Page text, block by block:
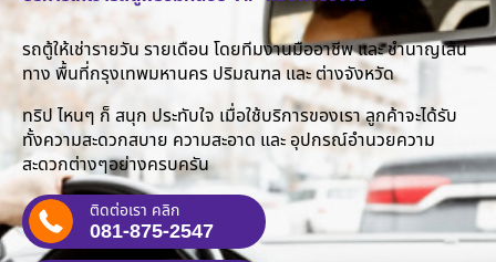
รถตู้ให้เช่ารายวัน รายเดือน โดยทีมงานมืออาชีพ และ ชำนาญเส้น
ทาง พื้นที่กรุงเทพมหานคร ปริมณฑล และ ต่างจังหวัด
ทริป ไหนๆ ก็ สนุก ประทับใจ เมื่อใช้บริการของเรา ลูกค้าจะได้รับ
ทั้งความสะดวกสบาย ความสะอาด และ อุปกรณ์อำนวยความ
สะดวกต่างๆอย่างครบครัน
ติดต่อเรา คลิก
081-875-2547